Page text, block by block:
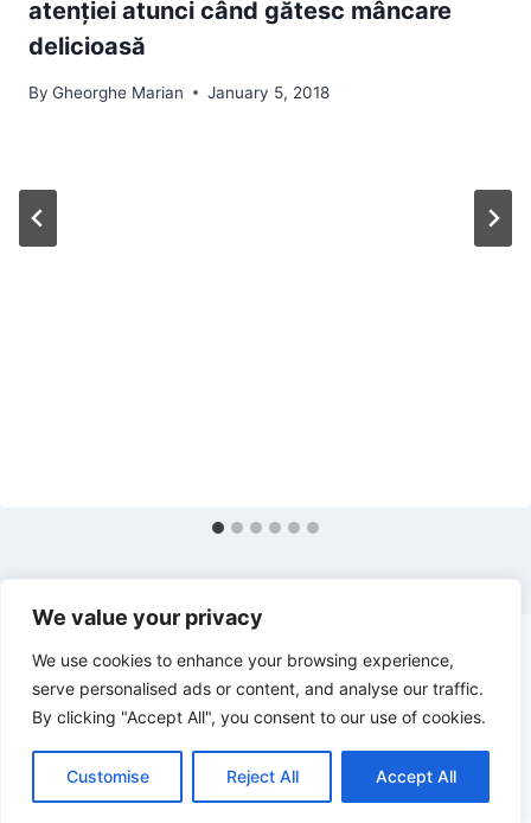
We value your privacy
We use cookies to enhance your browsing experience,
serve personalised ads or content, and analyse our traffic.
By clicking "Accept All", you consent to our use of cookies.
Customise Reject All Accept All
atenției atunci când gătesc mâncare
delicioasă
By Gheorghe Marian January 5, 2018
© 2026 Stiri de top - WordPress Theme by
Kadence WP